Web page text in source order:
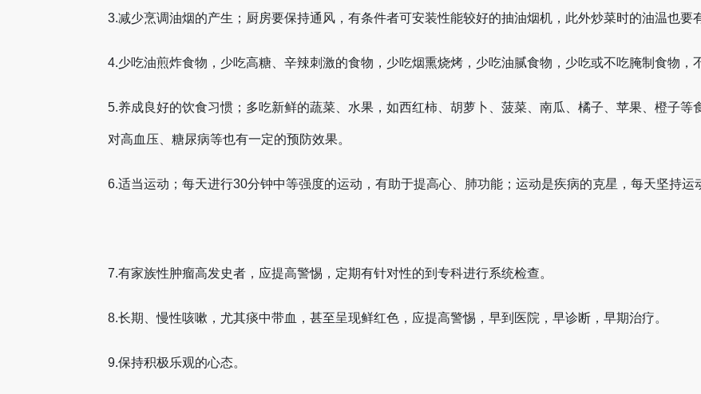
3.减少烹调油烟的产生；厨房要保持通风，有条件者可安装性能较好的抽油烟机，此外炒菜时的油温也要
4.少吃油煎炸食物，少吃高糖、辛辣刺激的食物，少吃烟熏烧烤，少吃油腻食物，少吃或不吃腌制食物，
5.养成良好的饮食习惯；多吃新鲜的蔬菜、水果，如西红柿、胡萝卜、菠菜、南瓜、橘子、苹果、橙子
对高血压、糖尿病等也有一定的预防效果。
6.适当运动；每天进行30分钟中等强度的运动，有助于提高心、肺功能；运动是疾病的克星，每天坚持运
7.有家族性肿瘤高发史者，应提高警惕，定期有针对性的到专科进行系统检查。
8.长期、慢性咳嗽，尤其痰中带血，甚至呈现鲜红色，应提高警惕，早到医院，早诊断，早期治疗。
9.保持积极乐观的心态。